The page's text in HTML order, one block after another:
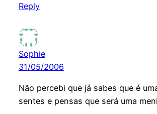
Reply
Sophie
31/05/2006
Não percebi que já sabes que é
sentes e pensas que será uma